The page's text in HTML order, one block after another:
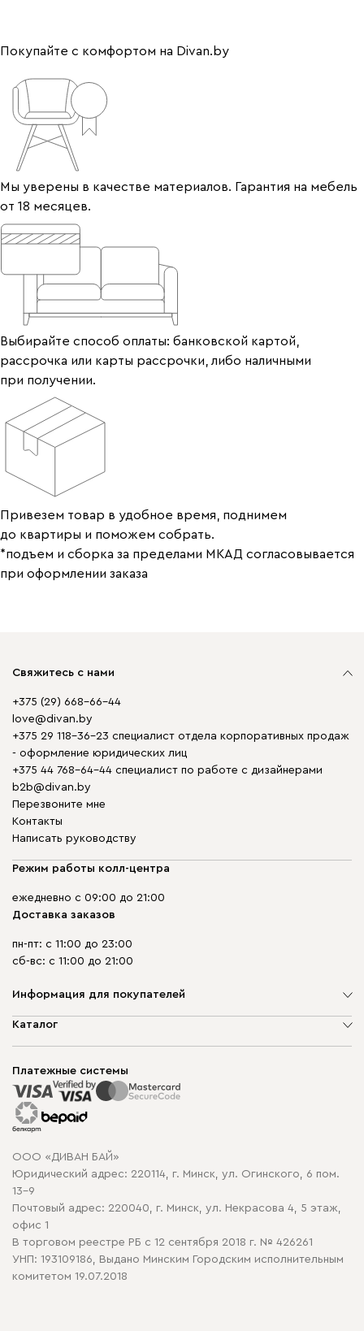
Покупайте с комфортом на Divan.by
Мы уверены в качестве материалов. Гарантия на мебель
от 18 месяцев.
Выбирайте способ оплаты: банковской картой,
рассрочка или карты рассрочки, либо наличными
при получении.
Привезем товар в удобное время, поднимем
до квартиры и поможем собрать.
*подъем и сборка за пределами МКАД согласовывается
при оформлении заказа
Свяжитесь с нами
+375 (29) 668-66-44
love@divan.by
+375 29 118-36-23 специалист отдела корпоративных продаж
- оформление юридических лиц
+375 44 768-64-44 специалист по работе с дизайнерами
b2b@divan.by
Перезвоните мне
Контакты
Написать руководству
Режим работы колл-центра
ежедневно с 09:00 до 21:00
Доставка заказов
пн-пт: с 11:00 до 23:00
сб-вс: с 11:00 до 21:00
Информация для покупателей
О компании
Способы оплаты
Рассрочка и кредит
Гарантия
Карта сайта
Политика конфиденциальности
Политика в отношении обработки cookie
Каталог
Корпусная мебель
Распродажа мебели
Платежные системы
ООО «ДИВАН БАЙ»
Юридический адрес: 220114, г. Минск, ул. Огинского, 6 пом.
13-9
Почтовый адрес: 220040, г. Минск, ул. Некрасова 4, 5 этаж,
офис 1
В торговом реестре РБ с 12 сентября 2018 г. № 426261
УНП: 193109186, Выдано Минским Городским исполнительным
комитетом 19.07.2018